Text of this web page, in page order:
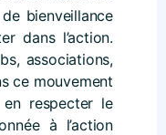
bienveillance
dans l’action.
associations,
ce mouvement
respecter le
à l’action